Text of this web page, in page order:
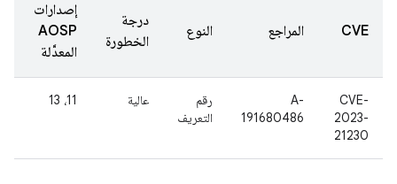
CVE المراجع النوع
درجة
الخطورة
إصدارات
AOSP
المعدَّلة
CVE-
2023-
21230
A-
191680486
رقم
التعريف
عالية 11، 13